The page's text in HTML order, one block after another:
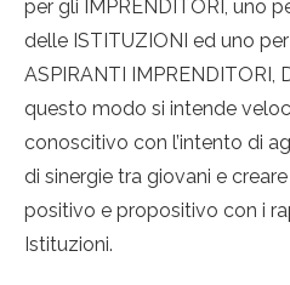
per gli IMPRENDITORI, uno
delle ISTITUZIONI ed uno per
ASPIRANTI IMPRENDITORI,
questo modo si intende
conoscitivo con l’intento di
di sinergie tra giovani e
positivo e propositivo con i
Istituzioni.